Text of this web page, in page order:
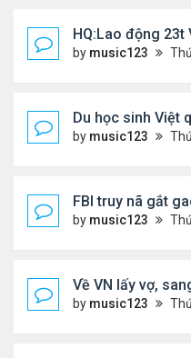
HQ:Lao động
by music123 Thứ 7 Tháng 3
Du học sinh Việt
by music123 Thứ 4 Tháng 3
FBI truy nã gắt
by music123 Thứ 6 Tháng 3 13,
Về VN lấy vợ,
by music123 Thứ 4 Tháng 3